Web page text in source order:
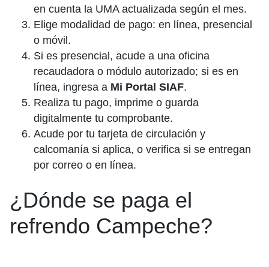
en cuenta la UMA actualizada según el mes.
Elige modalidad de pago: en línea, presencial
o móvil.
Si es presencial, acude a una oficina
recaudadora o módulo autorizado; si es en
línea, ingresa a Mi Portal SIAF.
Realiza tu pago, imprime o guarda
digitalmente tu comprobante.
Acude por tu tarjeta de circulación y
calcomanía si aplica, o verifica si se entregan
por correo o en línea.
¿Dónde se paga el
refrendo Campeche?